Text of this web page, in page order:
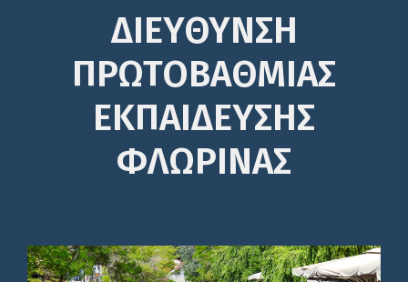
ΔΙΕΎΘΥΝΣΗ
ΠΡΩΤΟΒΆΘΜΙΑΣ
ΕΚΠΑΊΔΕΥΣΗΣ
ΦΛΩΡΙΝΑΣ